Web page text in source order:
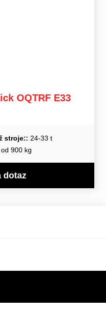
OQTRF E33
stroje:: 24-33 t
od 900 kg
dotaz